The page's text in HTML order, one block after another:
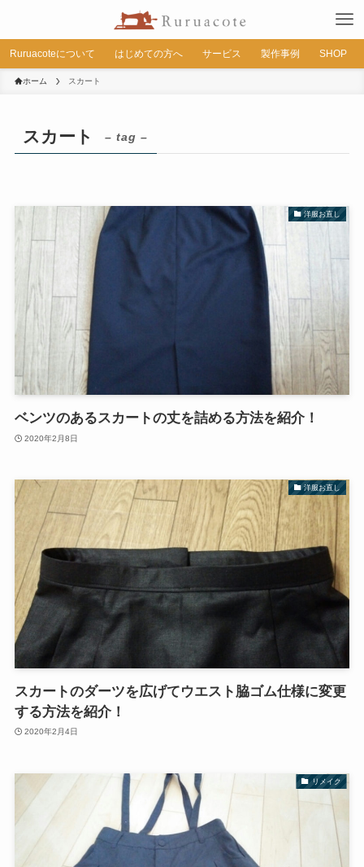
Ruruacoteについて はじめての方へ サービス 製作事例 SHOP
ホーム スカート
スカート – tag –
洋服お直し
ベンツのあるスカートの丈を詰める方法を紹介！
2020年2月8日
洋服お直し
スカートのダーツを広げてウエスト脇ゴム仕様に変更
する方法を紹介！
2020年2月4日
リメイク